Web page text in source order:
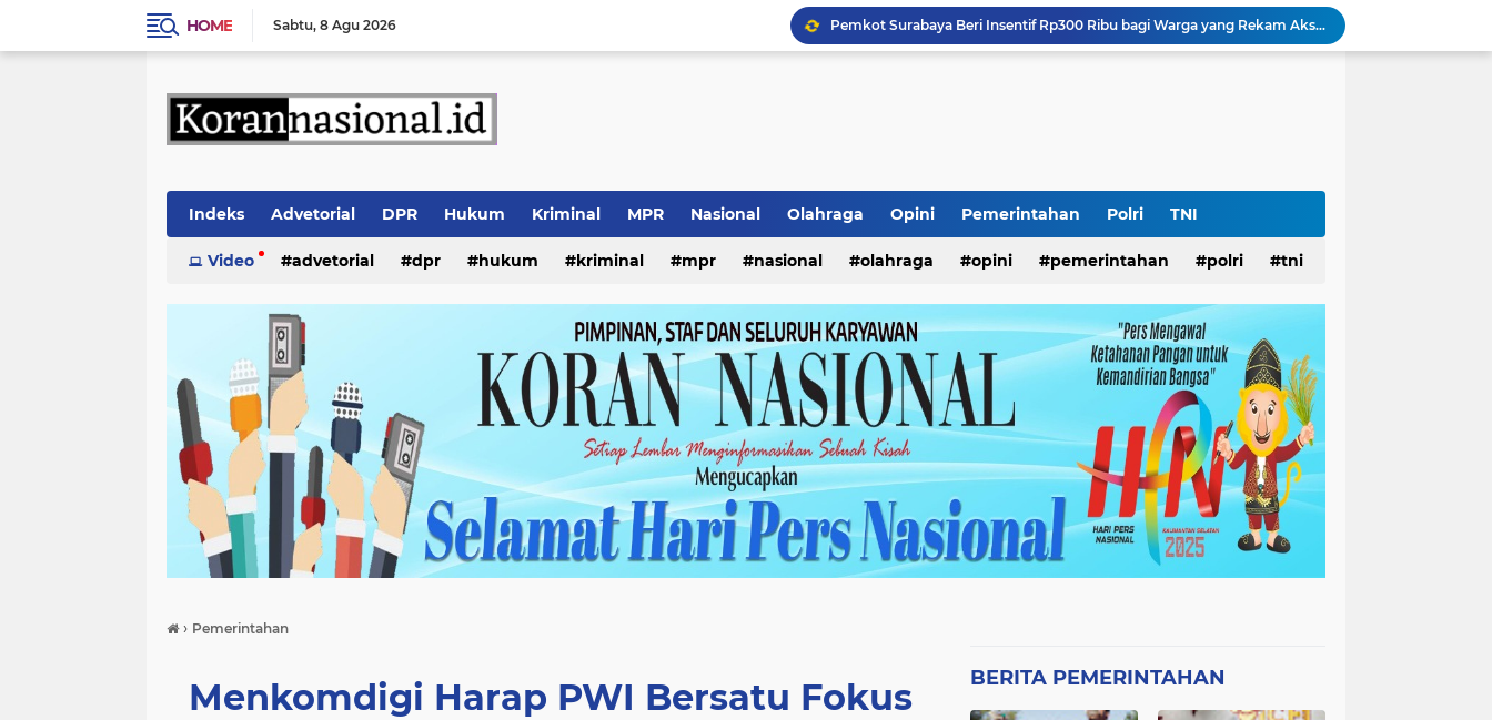
HOME Sabtu 8 Agu 2026
Pemkot Surabaya Beri Insentif Rp300 Ribu bagi Warga yang Rekam Aksi Pencurian Fasum
Ketua Umum Yayasan Pelopor Rumah Sehat Ucapkan Dirgahayu RI ke-81
Kewajiban ASN Pilah Sampah
Indeks Advetorial DPR Hukum Kriminal MPR Nasional Olahraga Opini Pemerintahan Polri TNI
Video advetorial dpr hukum kriminal mpr nasional olahraga opini pemerintahan polri tni
› Pemerintahan
Menkomdigi Harap PWI Bersatu Fokus
BERITA PEMERINTAHAN